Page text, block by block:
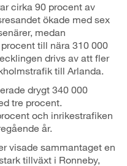
cirka 90 procent av
ökade med sex
medan
till nära 310 000
drivs av att fler
till Arlanda.
drygt 340 000
tre procent.
och inrikestrafiken
år.
visade sammantaget en
tillväxt i Ronneby,